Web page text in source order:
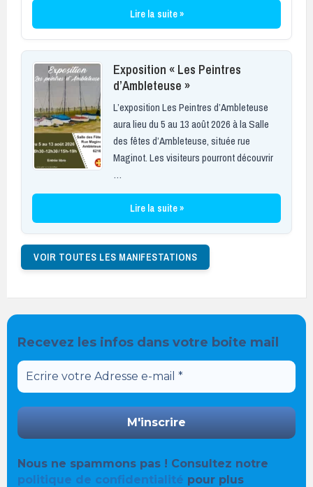
Lire la suite »
Exposition « Les Peintres
d’Ambleteuse »
L’exposition Les Peintres d’Ambleteuse
aura lieu du 5 au 13 août 2026 à la Salle
des fêtes d’Ambleteuse, située rue
Maginot. Les visiteurs pourront découvrir
…
Lire la suite »
VOIR TOUTES LES MANIFESTATIONS
Recevez les infos dans votre boite mail
Nous ne spammons pas ! Consultez notre
politique de confidentialité pour plus